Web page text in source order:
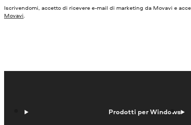
Iscrivendomi, accetto di ricevere e-mail di marketing da Movavi e
Movavi
Prodotti per Windows